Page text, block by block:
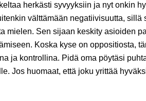
herkästi syvyyksiin ja nyt onkin
välttämään negatiivisuutta, sillä
mielen. Sen sijaan keskity asioiden
Koska kyse on oppositiosta,
ja kontrollina. Pidä oma pöytäsi
Jos huomaat, että joku yrittää